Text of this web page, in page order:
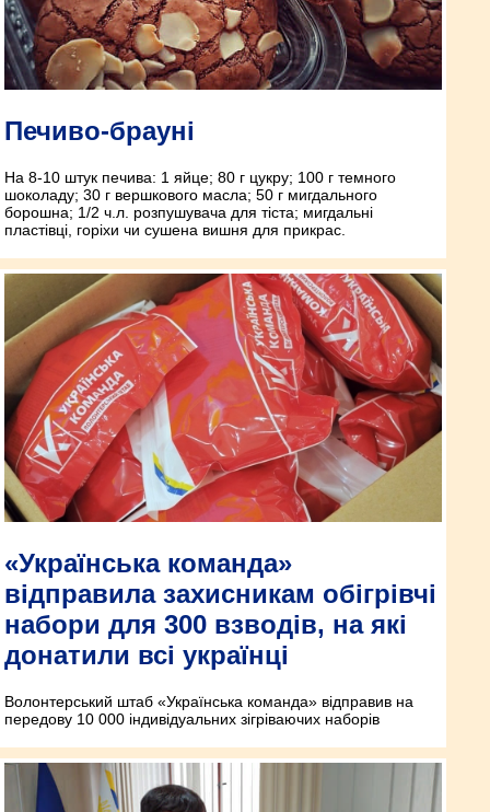
Печиво-брауні
На 8-10 штук печива: 1 яйце; 80 г цукру; 100 г темного
шоколаду; 30 г вершкового масла; 50 г мигдального
борошна; 1/2 ч.л. розпушувача для тіста; мигдальні
пластівці, горіхи чи сушена вишня для прикрас.
«Українська команда»
відправила захисникам обігрівчі
набори для 300 взводів, на які
донатили всі українці
Волонтерський штаб «Українська команда» відправив на
передову 10 000 індивідуальних зігріваючих наборів